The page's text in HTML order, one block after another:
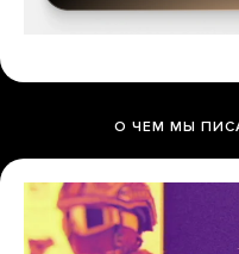
О ЧЕМ МЫ